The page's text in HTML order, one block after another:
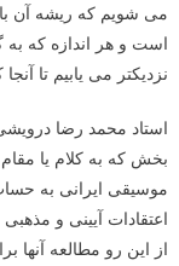
می شویم که ریشه آن
است و هر اندازه که به
نزدیکتر می یابیم تا
استاد محمد رضا
بخش که به کلام یا
موسیقی ایرانی به حساب
اعتقادات آیینی و
از این رو مطالعه